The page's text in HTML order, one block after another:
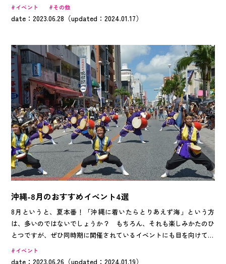
イベント その他
date：2023.06.28（updated：2024.01.17）
沖縄-8月のおすすめイベント4選
8月というと、夏本番！「沖縄に着いたらとりあえず海」という方
は、多いのではないでしょうか？ もちろん、それも楽しみかたのひ
とつですが、ぜひ同時期に開催されているイベントにも目を向けてみ
てください。地元民と賑やかな交流を楽しめたり、心熱くなる伝統芸
能を鑑賞できたり、きれいな星空を眺められたりと、沖縄ならではの
イベント
date：2023.06.26（updated：2024.01.19）